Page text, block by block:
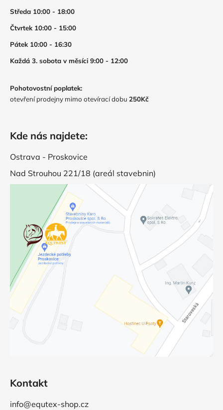
Středa 10:00 - 18:00
Čtvrtek 10:00 - 15:00
Pátek 10:00 - 16:30
Každá 3. sobota v měsíci 9:00 - 12:00
Pohotovostní poplatek:
otevření prodejny mimo otevírací dobu 250Kč
Kde nás najdete:
Ostrava - Proskovice
Nad Strouhou 221/18 (areál stavebnin)
Kontakt
info@equtex-shop.cz